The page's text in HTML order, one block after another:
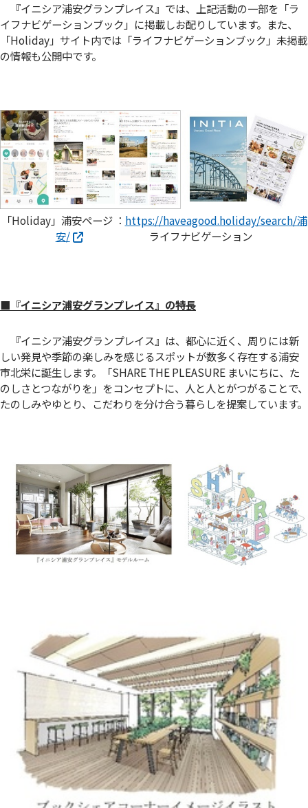
『イニシア浦安グランプレイス』では、上記活動の一部を「ラ
イフナビゲーションブック」に掲載しお配りしています。また、
「Holiday」サイト内では「ライフナビゲーションブック」未掲載
の情報も公開中です。
「Holiday」浦安ページ ： https://haveagood.holiday/search/浦
安/
ライフナビゲーション
■『イニシア浦安グランプレイス』の特長
『イニシア浦安グランプレイス』は、都心に近く、周りには新
しい発見や季節の楽しみを感じるスポットが数多く存在する浦安
市北栄に誕生します。「SHARE THE PLEASURE まいにちに、た
のしさとつながりを」をコンセプトに、人と人とがつがることで、
たのしみやゆとり、こだわりを分け合う暮らしを提案しています。